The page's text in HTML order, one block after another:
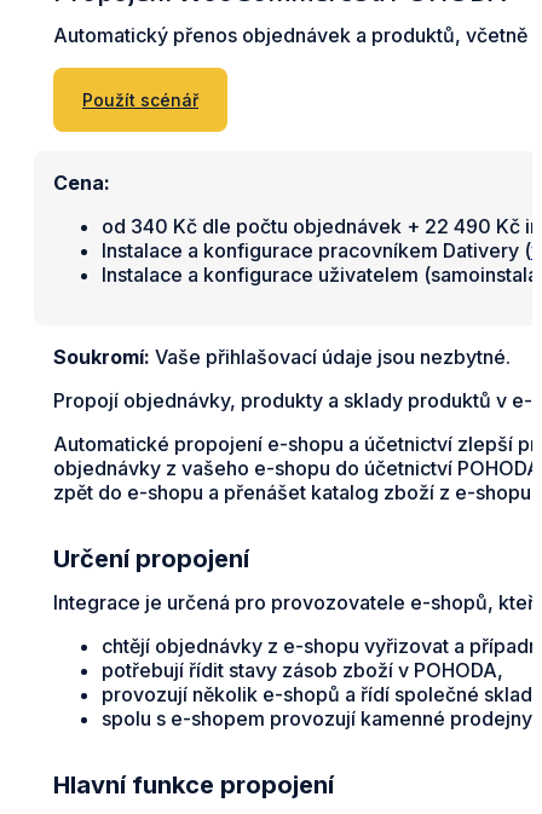
Automatický přenos objednávek a produktů, včetně
Použít scénář
Cena:
od 340 Kč dle počtu objednávek + 22 490 Kč
Instalace a konfigurace pracovníkem Dativery (
Instalace a konfigurace uživatelem
Soukromí: Vaše přihlašovací údaje jsou nezbytné.
Propojí objednávky, produkty a sklady produktů v e-
Automatické propojení e-shopu a účetnictví zlepší
objednávky z vašeho e-shopu do účetnictví
zpět do e-shopu a přenášet katalog zboží z e-shopu
Určení propojení
Integrace je určená pro provozovatele e-shopů,
chtějí objednávky z e-shopu vyřizovat a
potřebují řídit stavy zásob zboží v POHODA,
provozují několik e-shopů a řídí společné
spolu s e-shopem provozují kamenné
Hlavní funkce propojení